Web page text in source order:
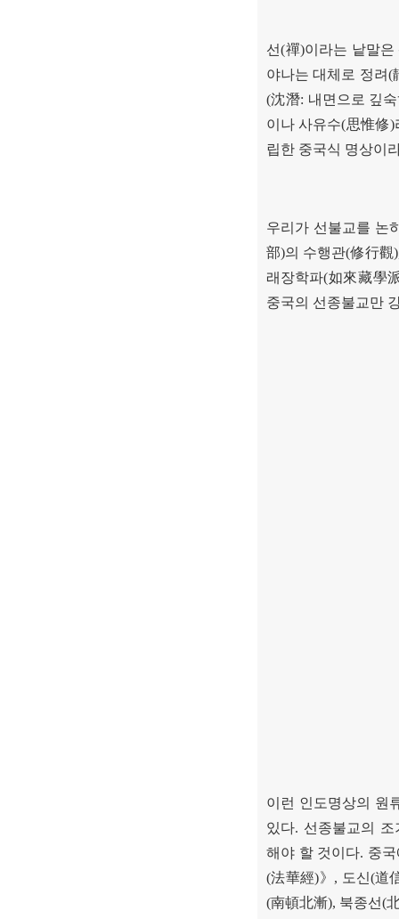
선(禪)이라는 낱말
야나는 대체로 정려(
(沈潛: 내면으로 깊
이나 사유수(思惟修)
립한 중국식 명상이
우리가 선불교를 논
部)의 수행관(修行觀
래장학파(如來藏學
중국의 선종불교만
이런 인도명상의 원
있다. 선종불교의
해야 할 것이다. 중
(法華經)》 , 도신(道
(南頓北漸), 북종선(